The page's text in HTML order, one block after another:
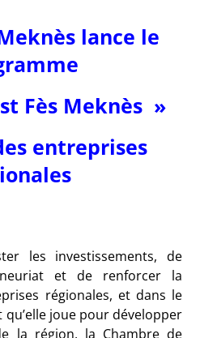
lance le
Fès Meknès »
entreprises
les investissements, de
et de renforcer la
régionales, et dans le
joue pour développer
la région, la Chambre de